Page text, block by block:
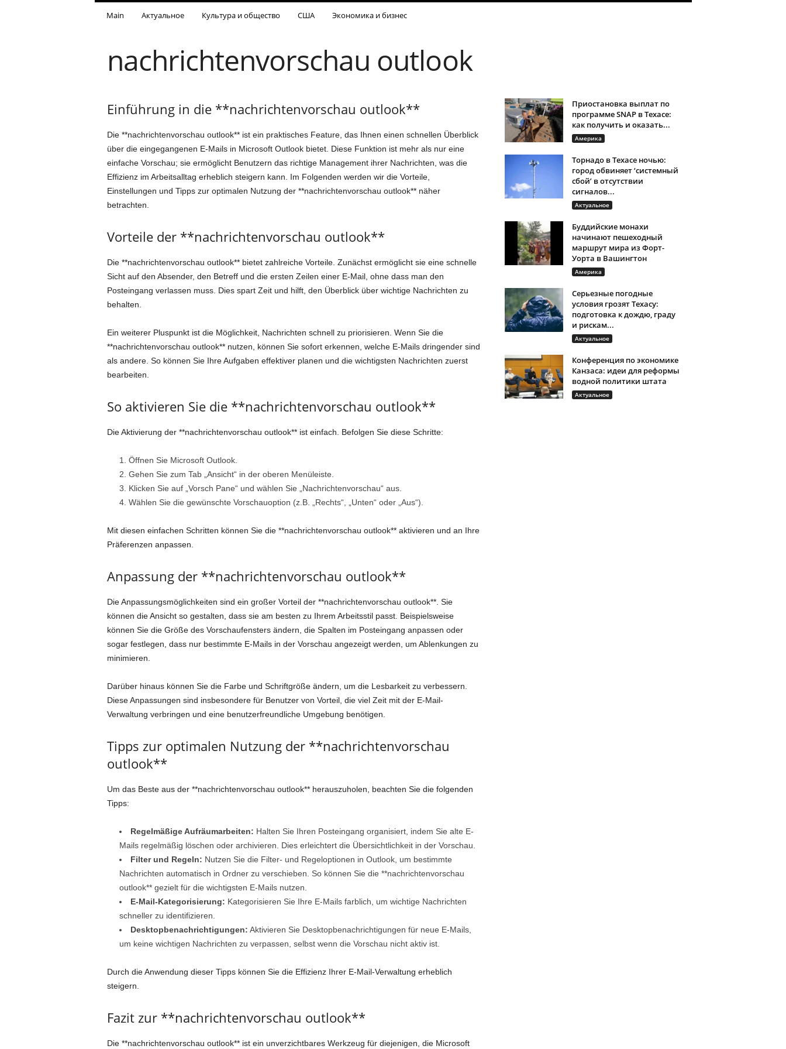
Main Актуальное Культура и общество США Экономика и бизнес
nachrichtenvorschau outlook
Einführung in die **nachrichtenvorschau outlook**
Die **nachrichtenvorschau outlook** ist ein praktisches Feature, das Ihnen einen schnellen Überblick
über die eingegangenen E-Mails in Microsoft Outlook bietet. Diese Funktion ist mehr als nur eine
einfache Vorschau; sie ermöglicht Benutzern das richtige Management ihrer Nachrichten, was die
Effizienz im Arbeitsalltag erheblich steigern kann. Im Folgenden werden wir die Vorteile,
Einstellungen und Tipps zur optimalen Nutzung der **nachrichtenvorschau outlook** näher
betrachten.
Vorteile der **nachrichtenvorschau outlook**
Die **nachrichtenvorschau outlook** bietet zahlreiche Vorteile. Zunächst ermöglicht sie eine schnelle
Sicht auf den Absender, den Betreff und die ersten Zeilen einer E-Mail, ohne dass man den
Posteingang verlassen muss. Dies spart Zeit und hilft, den Überblick über wichtige Nachrichten zu
behalten.
Ein weiterer Pluspunkt ist die Möglichkeit, Nachrichten schnell zu priorisieren. Wenn Sie die
**nachrichtenvorschau outlook** nutzen, können Sie sofort erkennen, welche E-Mails dringender sind
als andere. So können Sie Ihre Aufgaben effektiver planen und die wichtigsten Nachrichten zuerst
bearbeiten.
So aktivieren Sie die **nachrichtenvorschau outlook**
Die Aktivierung der **nachrichtenvorschau outlook** ist einfach. Befolgen Sie diese Schritte:
Öffnen Sie Microsoft Outlook.
Gehen Sie zum Tab „Ansicht“ in der oberen Menüleiste.
Klicken Sie auf „Vorsch Pane“ und wählen Sie „Nachrichtenvorschau“ aus.
Wählen Sie die gewünschte Vorschauoption (z.B. „Rechts“, „Unten“ oder „Aus“).
Mit diesen einfachen Schritten können Sie die **nachrichtenvorschau outlook** aktivieren und an Ihre
Präferenzen anpassen.
Anpassung der **nachrichtenvorschau outlook**
Die Anpassungsmöglichkeiten sind ein großer Vorteil der **nachrichtenvorschau outlook**. Sie
können die Ansicht so gestalten, dass sie am besten zu Ihrem Arbeitsstil passt. Beispielsweise
können Sie die Größe des Vorschaufensters ändern, die Spalten im Posteingang anpassen oder
sogar festlegen, dass nur bestimmte E-Mails in der Vorschau angezeigt werden, um Ablenkungen zu
minimieren.
Darüber hinaus können Sie die Farbe und Schriftgröße ändern, um die Lesbarkeit zu verbessern.
Diese Anpassungen sind insbesondere für Benutzer von Vorteil, die viel Zeit mit der E-Mail-
Verwaltung verbringen und eine benutzerfreundliche Umgebung benötigen.
Tipps zur optimalen Nutzung der **nachrichtenvorschau
outlook**
Um das Beste aus der **nachrichtenvorschau outlook** herauszuholen, beachten Sie die folgenden
Tipps:
Regelmäßige Aufräumarbeiten: Halten Sie Ihren Posteingang organisiert, indem Sie alte E-
Mails regelmäßig löschen oder archivieren. Dies erleichtert die Übersichtlichkeit in der Vorschau.
Filter und Regeln: Nutzen Sie die Filter- und Regeloptionen in Outlook, um bestimmte
Nachrichten automatisch in Ordner zu verschieben. So können Sie die **nachrichtenvorschau
outlook** gezielt für die wichtigsten E-Mails nutzen.
E-Mail-Kategorisierung: Kategorisieren Sie Ihre E-Mails farblich, um wichtige Nachrichten
schneller zu identifizieren.
Desktopbenachrichtigungen: Aktivieren Sie Desktopbenachrichtigungen für neue E-Mails,
um keine wichtigen Nachrichten zu verpassen, selbst wenn die Vorschau nicht aktiv ist.
Durch die Anwendung dieser Tipps können Sie die Effizienz Ihrer E-Mail-Verwaltung erheblich
steigern.
Fazit zur **nachrichtenvorschau outlook**
Die **nachrichtenvorschau outlook** ist ein unverzichtbares Werkzeug für diejenigen, die Microsoft
Приостановка выплат по
программе SNAP в Техасе:
как получить и оказать...
Америка
Торнадо в Техасе ночью:
город обвиняет ‘системный
сбой’ в отсутствии
сигналов...
Актуальное
Буддийские монахи
начинают пешеходный
маршрут мира из Форт-
Уорта в Вашингтон
Америка
Серьезные погодные
условия грозят Техасу:
подготовка к дождю, граду
и рискам...
Актуальное
Конференция по экономике
Канзаса: идеи для реформы
водной политики штата
Актуальное